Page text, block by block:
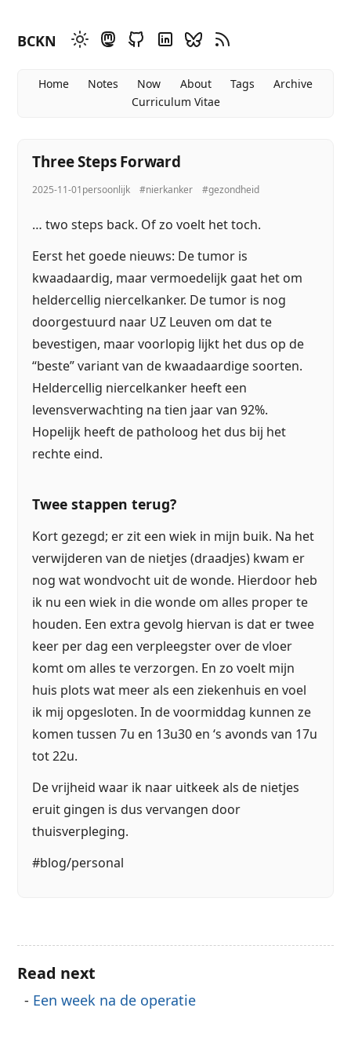
BCKN
Home Notes Now About Tags
Archive
Curriculum Vitae
Three Steps Forward
2025-11-01persoonlijk #nierkanker #gezondheid
… two steps back. Of zo voelt het toch.
Eerst het goede nieuws: De tumor is
kwaadaardig, maar vermoedelijk gaat het om
heldercellig niercelkanker. De tumor is nog
doorgestuurd naar UZ Leuven om dat te
bevestigen, maar voorlopig lijkt het dus op de
“beste” variant van de kwaadaardige soorten.
Heldercellig niercelkanker heeft een
levensverwachting na tien jaar van 92%.
Hopelijk heeft de patholoog het dus bij het
rechte eind.
Twee stappen terug?
Kort gezegd; er zit een wiek in mijn buik. Na het
verwijderen van de nietjes (draadjes) kwam er
nog wat wondvocht uit de wonde. Hierdoor heb
ik nu een wiek in die wonde om alles proper te
houden. Een extra gevolg hiervan is dat er twee
keer per dag een verpleegster over de vloer
komt om alles te verzorgen. En zo voelt mijn
huis plots wat meer als een ziekenhuis en voel
ik mij opgesloten. In de voormiddag kunnen ze
komen tussen 7u en 13u30 en ‘s avonds van 17u
tot 22u.
De vrijheid waar ik naar uitkeek als de nietjes
eruit gingen is dus vervangen door
thuisverpleging.
#blog/personal
Read next
Een week na de operatie